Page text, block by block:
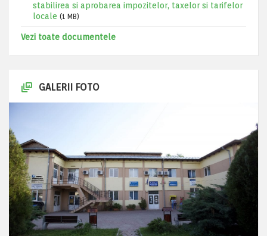
stabilirea si aprobarea impozitelor, taxelor si tarifelor
locale (1 MB)
Vezi toate documentele
GALERII FOTO